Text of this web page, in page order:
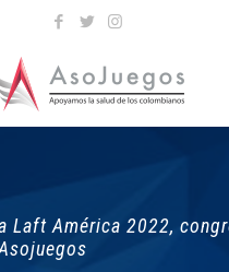
Laft América 2022,